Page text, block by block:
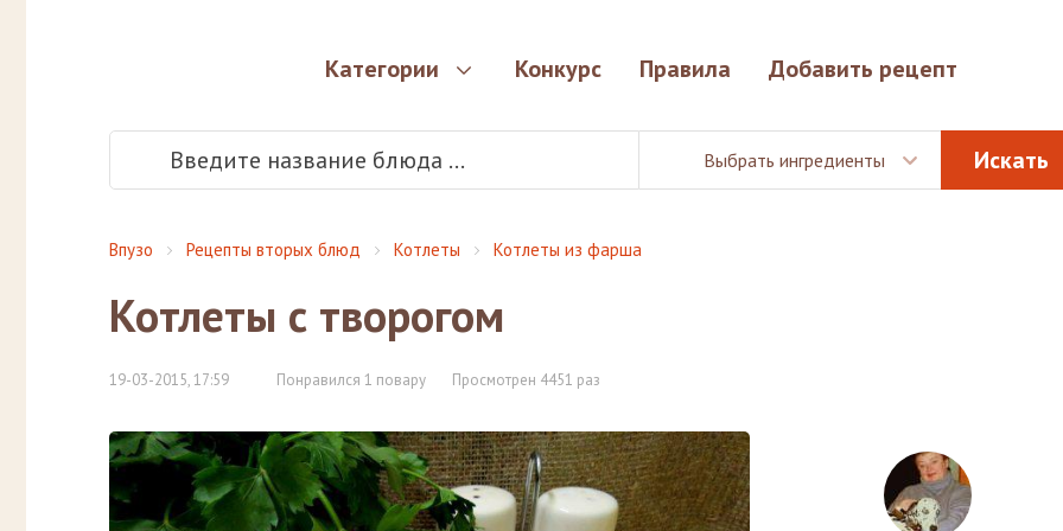
Категории Конкурс Правила Добавить рецепт
Выбрать ингредиенты
Впузо Рецепты вторых блюд Котлеты Котлеты из фарша
Котлеты с творогом
19-03-2015, 17:59 Понравился 1 повару Просмотрен 4451 раз